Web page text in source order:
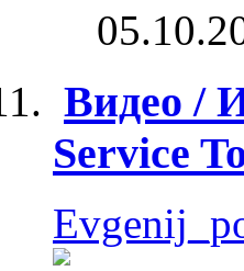
Видео /
Service